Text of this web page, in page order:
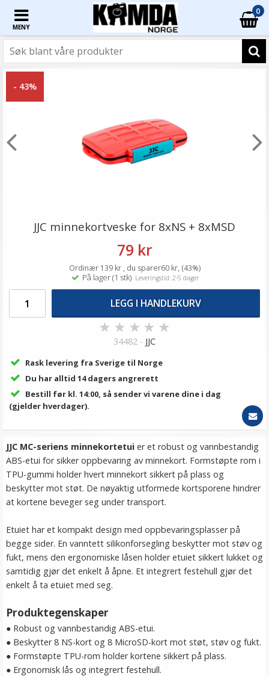
MENY
0
- 43%
JJC minnekortveske for 8xNS + 8xMSD
79 kr
Ordinær 139 kr , du sparer60 kr, (43%)
På lager (1 stk)Leveringstid: 2-5 dager
LEGG I HANDLEKURV
★ ★ ★ ★ ★
34482 - JJC
Rask levering fra Sverige til Norge
Du har alltid 14 dagers angrerett
Bestill før kl. 14:00, så sender vi varene dine i dag
(gjelder hverdager).
JJC MC-seriens minnekortetui er et robust og vannbestandig
ABS-etui for sikker oppbevaring av minnekort. Formstøpte rom i
TPU-gummi holder hvert minnekort sikkert på plass og
beskytter mot støt. De nøyaktig utformede kortsporene hindrer
at kortene beveger seg under transport.
Etuiet har et kompakt design med oppbevaringsplasser på
begge sider. En vanntett silikonforsegling beskytter mot støv og
fukt, mens den ergonomiske låsen holder etuiet sikkert lukket og
samtidig gjør det enkelt å åpne. Et integrert festehull gjør det
enkelt å ta etuiet med seg.
Produktegenskaper
● Robust og vannbestandig ABS-etui.
● Beskytter 8 NS-kort og 8 MicroSD-kort mot støt, støv og fukt.
● Formstøpte TPU-rom holder kortene sikkert på plass.
● Ergonomisk lås og integrert festehull.